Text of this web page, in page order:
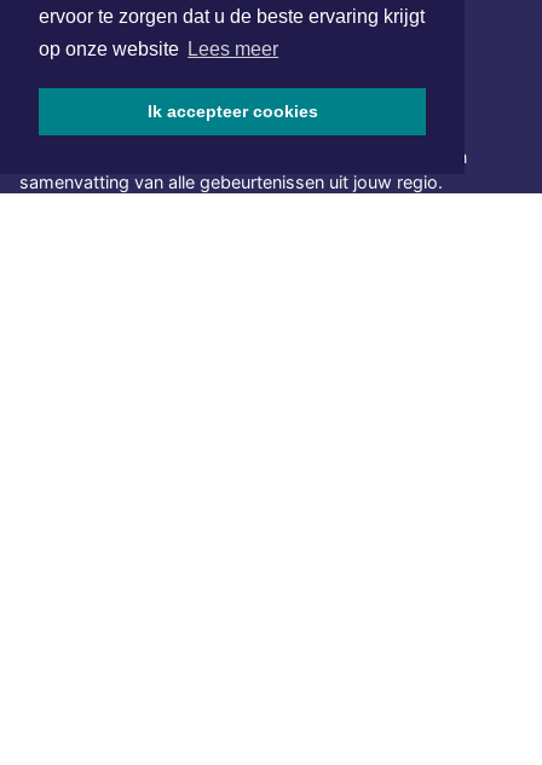
ervoor te zorgen dat u de beste ervaring krijgt
op onze website Lees meer
Ik accepteer cookies
SOCIAL MEDIA
NIEUWSBRIEF AANMELDEN
Schrijf je in voor onze nieuwsbrief en krijg wekelijks een
samenvatting van alle gebeurtenissen uit jouw regio.